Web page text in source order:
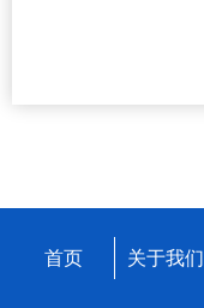
首页 关于我们